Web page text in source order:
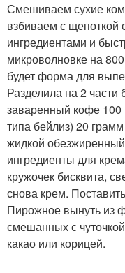
Смешиваем сухие
взбиваем с щепоткой
ингредиентами и
микроволновке на
будет форма для
Разделила на 2 части
заваренный кофе
типа бейлиз) 20
жидкой
ингредиенты для
кружочек бисквита,
снова крем.
Пирожное вынуть из
смешанных с
какао или корицей.